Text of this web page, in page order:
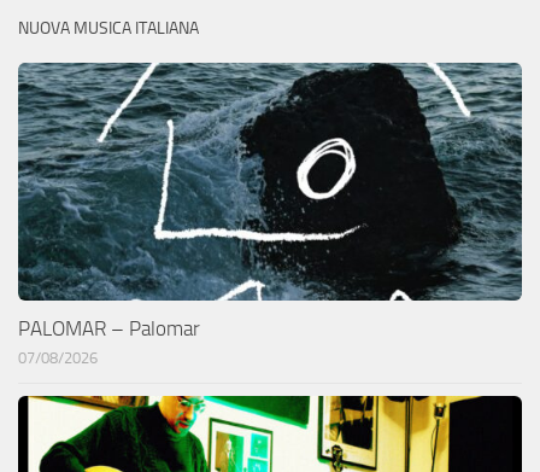
NUOVA MUSICA ITALIANA
PALOMAR – Palomar
07/08/2026